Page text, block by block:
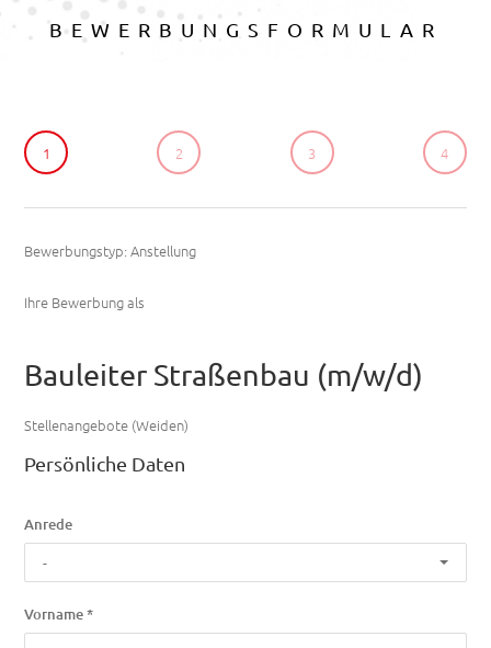
BEWERBUNGSFORMULAR
1 2 3 4
Bewerbungstyp: Anstellung
Ihre Bewerbung als
Bauleiter Straßenbau (m/w/d)
Stellenangebote (Weiden)
Persönliche Daten
Anrede
-
Vorname *